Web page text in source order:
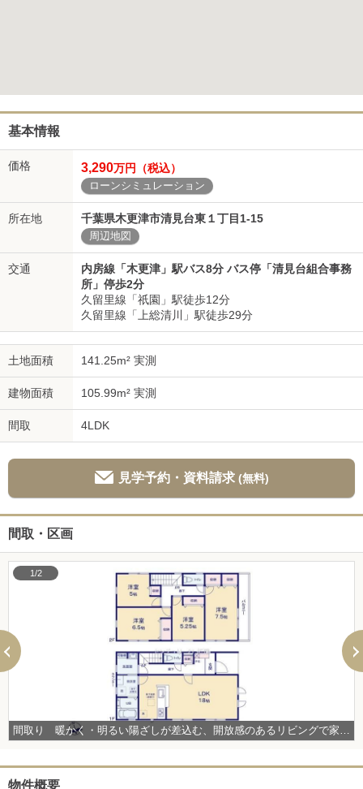
基本情報
価格 3,290万円（税込）
ローンシミュレーション
所在地 千葉県木更津市清見台東１丁目1-15
周辺地図
交通
内房線「木更津」駅バス8分 バス停「清見台組合事務
所」停歩2分
久留里線「祇園」駅徒歩12分
久留里線「上総清川」駅徒歩29分
土地面積 141.25m² 実測
建物面積 105.99m² 実測
間取 4LDK
見学予約・資料請求 (無料)
間取・区画
間取り 暖かく・明るい陽ざしが差込む、開放感のあるリビングで家族団らんステキな時間を♪ 図面と現況が異なる場合は現況優先とさせていただきます。
1/2
物件概要